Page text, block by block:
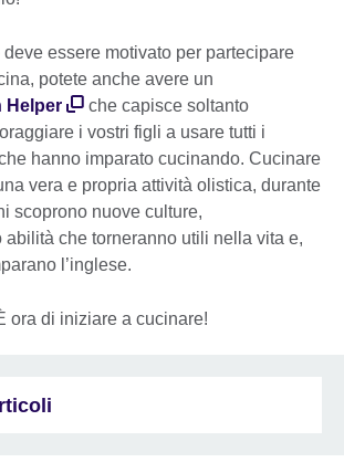
essere motivato per partecipare
potete anche avere un
Helper
che capisce soltanto
i vostri figli a usare tutti i
hanno imparato cucinando. Cucinare
vera e propria attività olistica, durante
scoprono nuove culture,
abilità che torneranno utili nella vita e,
l’inglese.
ora di iniziare a cucinare!